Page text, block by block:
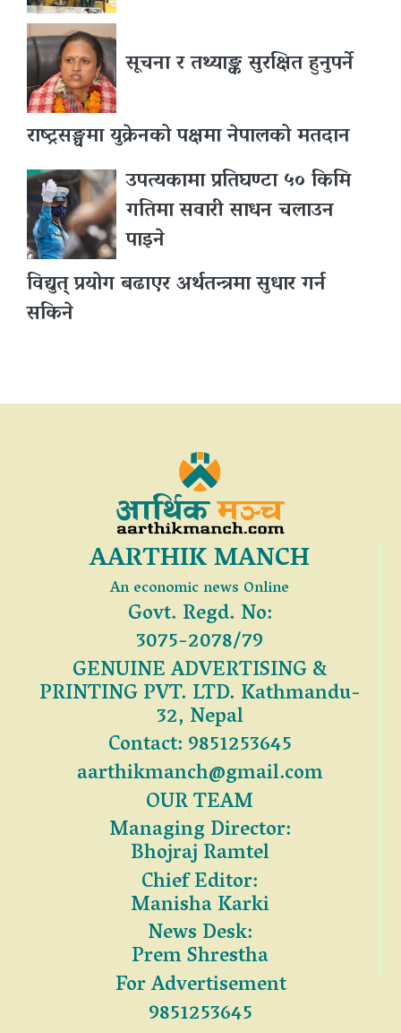
सूचना र तथ्याङ्क सुरक्षित हुनुपर्ने
राष्ट्रसङ्घमा युक्रेनको पक्षमा नेपालको मतदान
उपत्यकामा प्रतिघण्टा ५० किमि
गतिमा सवारी साधन चलाउन
पाइने
विद्युत् प्रयोग बढाएर अर्थतन्त्रमा सुधार गर्न
सकिने
AARTHIK MANCH
An economic news Online
Govt. Regd. No:
3075-2078/79
GENUINE ADVERTISING &
PRINTING PVT. LTD. Kathmandu-
32, Nepal
Contact: 9851253645
aarthikmanch@gmail.com
OUR TEAM
Managing Director:
Bhojraj Ramtel
Chief Editor:
Manisha Karki
News Desk:
Prem Shrestha
For Advertisement
9851253645